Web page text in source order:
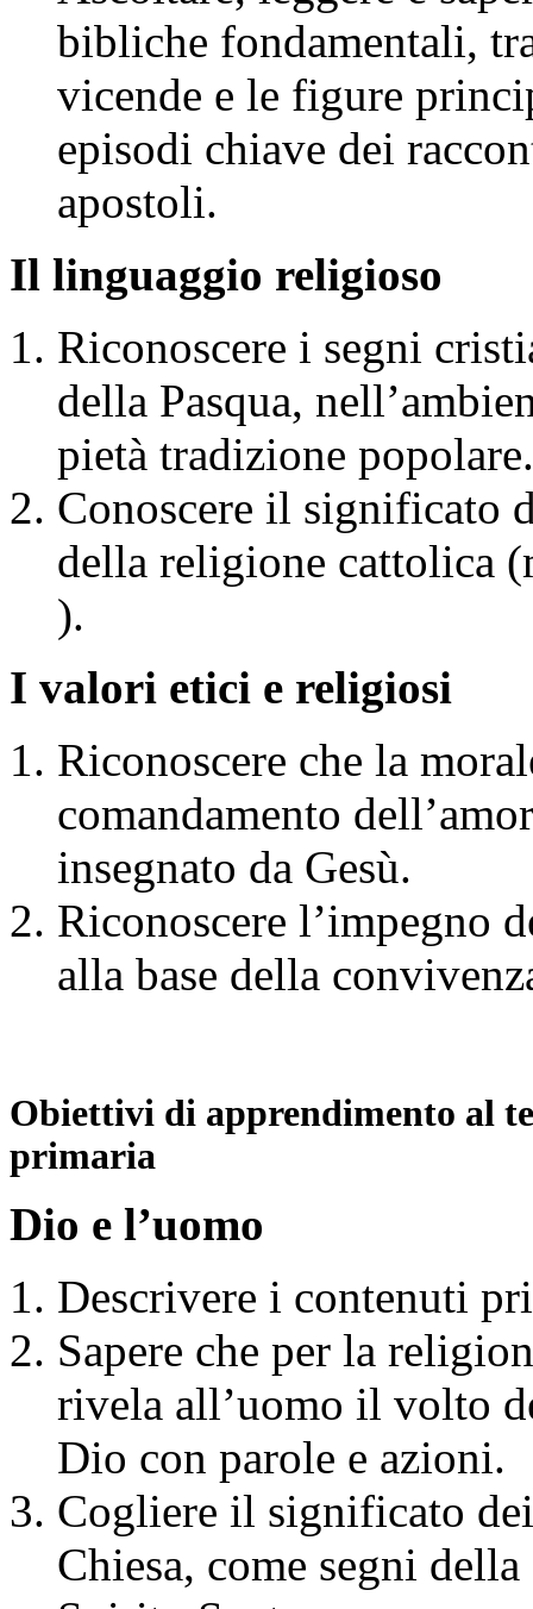
bibliche fondamentali,
vicende e le figure
episodi chiave dei
apostoli.
Il linguaggio religioso
Riconoscere i segni
della Pasqua,
pietà tradizione popolare.
Conoscere il significato
della religione cattolica
).
I valori etici e religiosi
Riconoscere che la
comandamento
insegnato da Gesù.
Riconoscere l’impegno
alla base della
Obiettivi di apprendimento al
primaria
Dio e l’uomo
Descrivere i contenuti
Sapere che per la
rivela all’uomo il volto
Dio con parole e azioni.
Cogliere il significato
Chiesa, come segni